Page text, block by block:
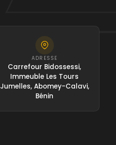
ADRESSE
Carrefour Bidossessi,
Immeuble Les Tours
Jumelles, Abomey-Calavi,
Bénin